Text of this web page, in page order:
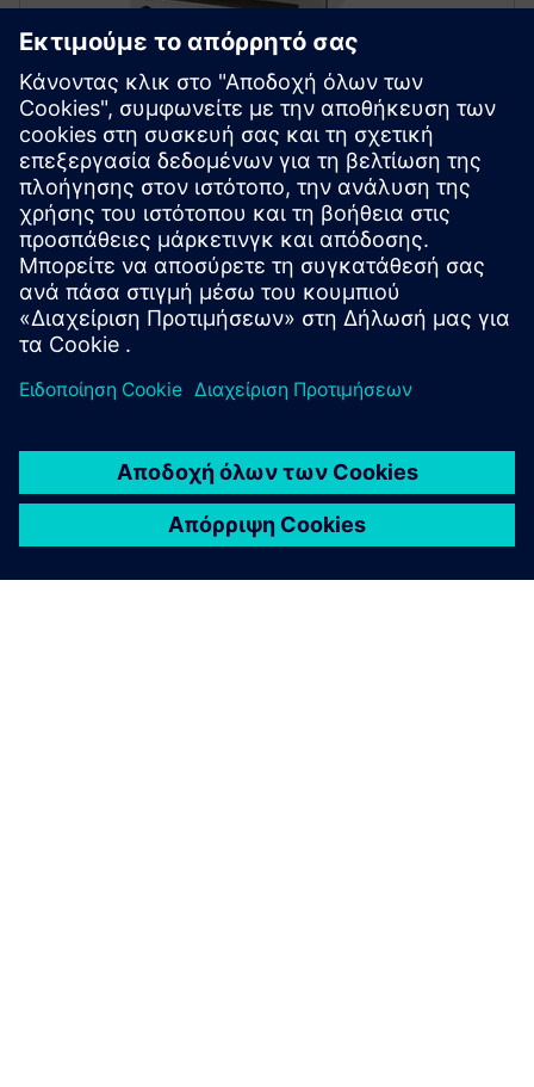
SITRANS FM MAG 6000
Ο SITRANS FM MAG 6000 είναι ένας μεταδότης
βασισμένος σε μικροεπεξεργαστή για απαιτητικές
εφαρμογές που απαιτούν μεγαλύτερη ακρίβεια και
μεγαλύτερη λειτουργικότητα.